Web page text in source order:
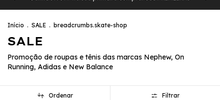
Início . SALE . breadcrumbs.skate-shop
SALE
Promoção de roupas e tênis das marcas Nephew, On
Running, Adidas e New Balance
Ordenar Filtrar